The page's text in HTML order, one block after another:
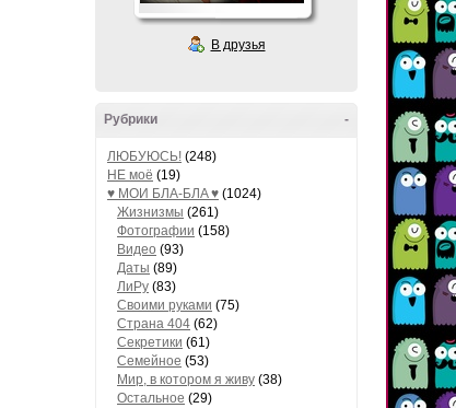
В друзья
-
Рубрики
ЛЮБУЮСЬ! (248)
НЕ моё (19)
♥ МОИ БЛA-БЛA ♥ (1024)
Жизнизмы (261)
Фотографии (158)
Видео (93)
Даты (89)
ЛиРу (83)
Своими руками (75)
Страна 404 (62)
Секретики (61)
Семейное (53)
Мир, в котором я живу (38)
Остальное (29)